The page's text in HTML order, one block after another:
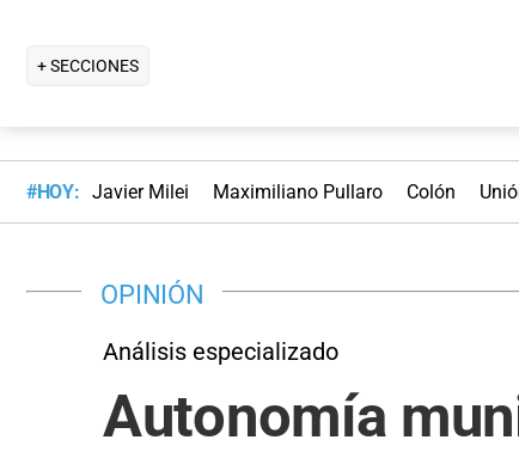
+ SECCIONES
#HOY: Javier Milei Maximiliano Pullaro Colón
OPINIÓN
Análisis especializado
Autonomía